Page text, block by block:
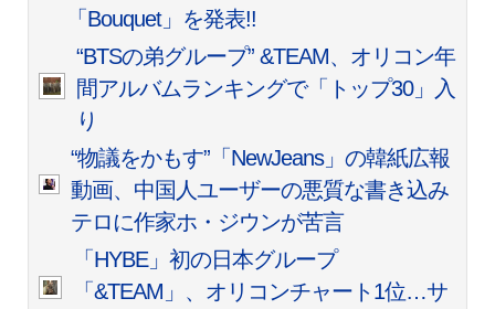
「Bouquet」を発表!!
“BTSの弟グループ” &TEAM、オリコン年
間アルバムランキングで「トップ30」入
り
“物議をかもす”「NewJeans」の韓紙広報
動画、中国人ユーザーの悪質な書き込み
テロに作家ホ・ジウンが苦言
「HYBE」初の日本グループ
「&TEAM」、オリコンチャート1位…サ